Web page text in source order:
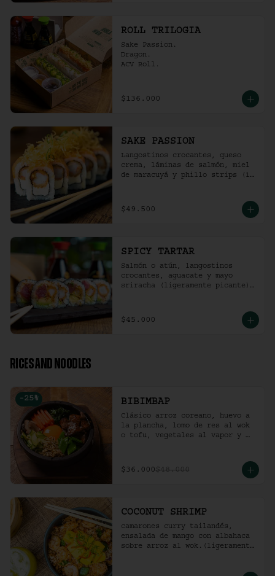
ROLL TRILOGIA
Sake Passion.
Dragon.
ACV Roll.
$136.000
SAKE PASSION
Langostinos crocantes, queso
crema, láminas de salmón, miel
de maracuyá y phillo strips (10
$49.500
SPICY TARTAR
Salmón o atún, langostinos
crocantes, aguacate y mayo
sriracha (ligeramente picante).
$45.000
RICES AND NOODLES
-25 % BIBIMBAP
Clásico arroz coreano, huevo a
la plancha, lomo de res al wok
o tofu, vegetales al vapor y
$36.000$48.000
COCONUT SHRIMP
camarones curry tailandés,
ensalada de mango con albahaca
sobre arroz al wok.(ligeramente